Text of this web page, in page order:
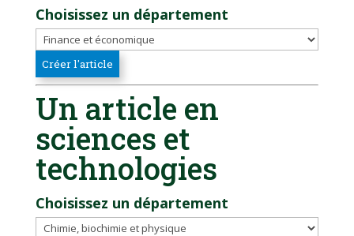
Choisissez un département
Un article en
sciences et
technologies
Choisissez un département